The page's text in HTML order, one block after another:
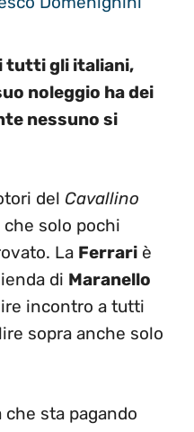
tutti gli italiani,
noleggio ha dei
nessuno si
del Cavallino
solo pochi
La Ferrari è
di Maranello
incontro a tutti
sopra anche solo
sta pagando